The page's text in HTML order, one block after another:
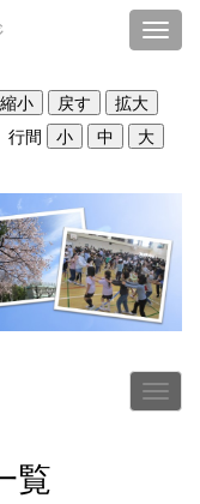
行間
覧